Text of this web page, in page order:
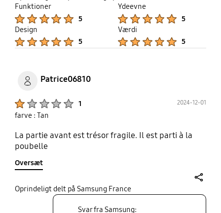
Funktioner
5
Ydeevne
5
Design
5
Værdi
5
Patrice06810
1 2024-12-01
farve : Tan
La partie avant est trésor fragile. Il est parti à la
poubelle
Oversæt
Oprindeligt delt på Samsung France
Svar fra Samsung: